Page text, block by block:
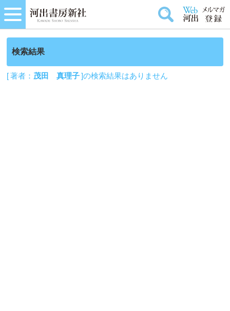
検索結果
[ 著者： 茂田 真理子]の検索結果はありません